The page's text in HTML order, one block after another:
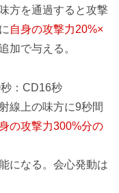
方を通過すると攻撃
自身の攻撃力20%×
加で与える。
：CD16秒
線上の味方に9秒間
の攻撃力300%分の
になる。会心発動は